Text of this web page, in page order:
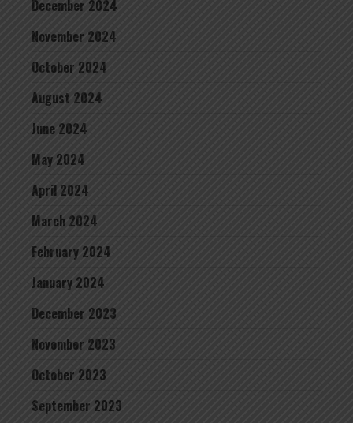
December 2024
November 2024
October 2024
August 2024
June 2024
May 2024
April 2024
March 2024
February 2024
January 2024
December 2023
November 2023
October 2023
September 2023